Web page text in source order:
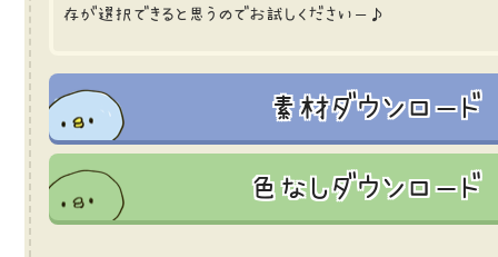
存が選択できると思うのでお試しくださいー♪
素材ダウンロード
色なしダウンロード